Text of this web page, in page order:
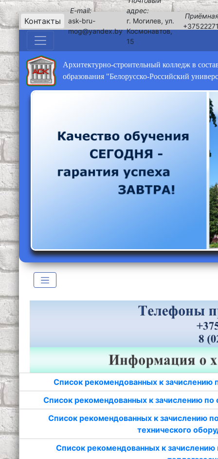
Контакты
E-mail:
ask-bru-
mog@yandex.by
адрес:
г. Могилев, ул.
Космонавтов,
15
Архитектурно-строительный колледж в
образования "Белорусско-Российский
Список рекомендованных к зачислению
Список рекомендованных к зачислению
Список рекомендованных к зачислению
технического
Список рекомендованных к